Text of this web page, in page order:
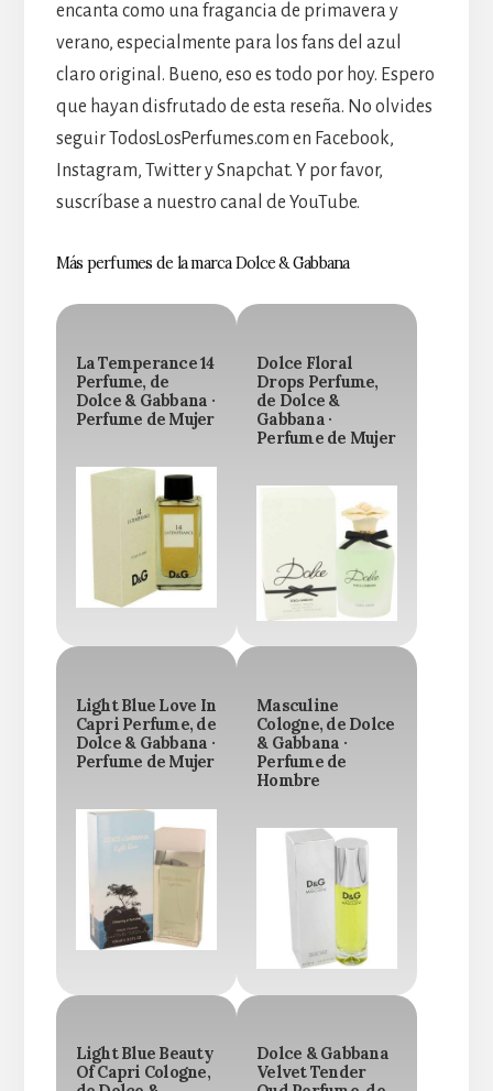
encanta como una fragancia de primavera y
verano, especialmente para los fans del azul
claro original. Bueno, eso es todo por hoy. Espero
que hayan disfrutado de esta reseña. No olvides
seguir TodosLosPerfumes.com en Facebook,
Instagram, Twitter y Snapchat. Y por favor,
suscríbase a nuestro canal de YouTube.
Más perfumes de la marca Dolce & Gabbana
La Temperance 14
Perfume, de
Dolce & Gabbana ·
Perfume de Mujer
Dolce Floral
Drops Perfume,
de Dolce &
Gabbana ·
Perfume de Mujer
Light Blue Love In
Capri Perfume, de
Dolce & Gabbana ·
Perfume de Mujer
Masculine
Cologne, de Dolce
& Gabbana ·
Perfume de
Hombre
Light Blue Beauty
Of Capri Cologne,
Dolce & Gabbana
Velvet Tender